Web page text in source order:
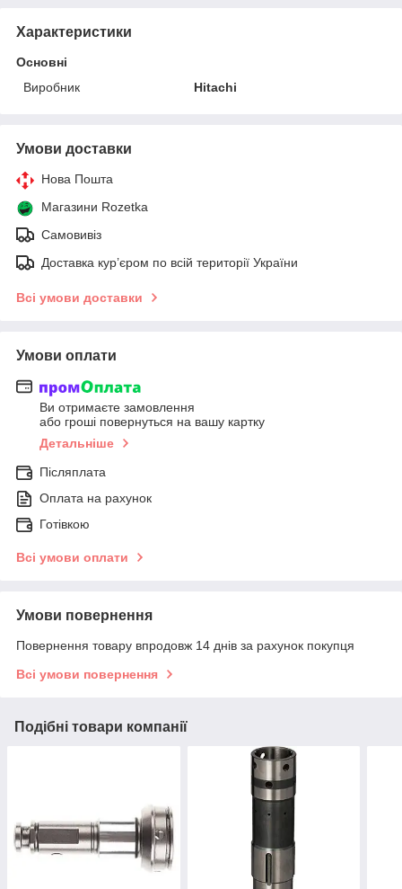
Характеристики
Основні
Виробник
Hitachi
Умови доставки
Нова Пошта
Магазини Rozetka
Самовивіз
Доставка кур’єром по всій території України
Всі умови доставки
Умови оплати
Ви отримаєте замовлення
або гроші повернуться на вашу картку
Детальніше
Післяплата
Оплата на рахунок
Готівкою
Всі умови оплати
Умови повернення
Повернення товару впродовж 14 днів за рахунок покупця
Всі умови повернення
Подібні товари компанії